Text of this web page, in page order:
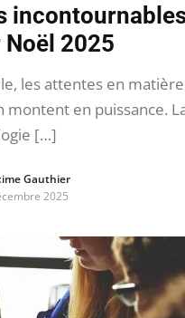
2025
les attentes en
montent en puissance.
[…]
Gauthier
2025